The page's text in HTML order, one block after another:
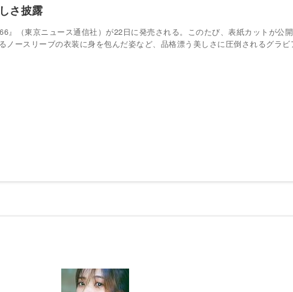
さ披露
』（東京ニュース通信社）が22日に発売される。このたび、表紙カットが公
ースリーブの衣装に身を包んだ姿など、品格漂う美しさに圧倒されるグラビ